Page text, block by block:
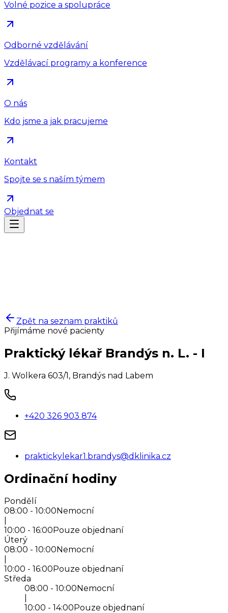
Volné pozice a spolupráce
Odborné vzdělávání
Vzdělávací programy a konference
O nás
Kdo jsme a jak pracujeme
Kontakt
Spojte se s naším týmem
Objednat se
Zpět na seznam praktiků
Přijímáme nové pacienty
Praktický lékař Brandýs n. L. - I
J. Wolkera 603/1, Brandýs nad Labem
+420 326 903 874
praktickylekar1.brandys@dklinika.cz
Ordinační hodiny
Pondělí
08:00 - 10:00Nemocní
10:00 - 16:00Pouze objednaní
Úterý
08:00 - 10:00Nemocní
10:00 - 16:00Pouze objednaní
Středa
08:00 - 10:00Nemocní
10:00 - 14:00Pouze objednaní